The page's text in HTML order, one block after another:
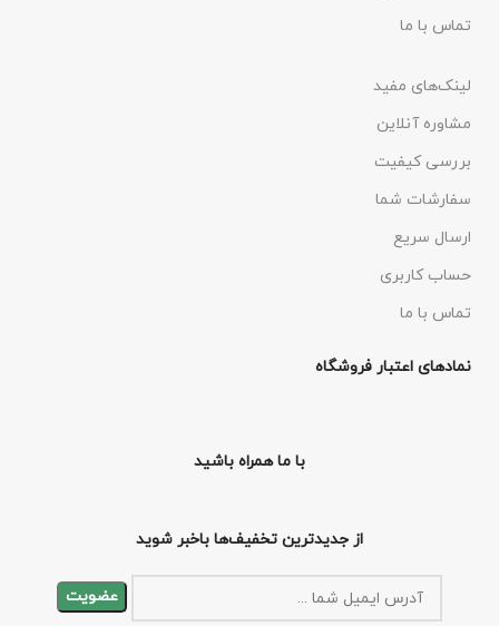
تماس با ما
لینک‌های مفید
مشاوره آنلاین
بررسی کیفیت
سفارشات شما
ارسال سریع
حساب کاربری
تماس با ما
نمادهای اعتبار فروشگاه
با ما همراه باشید
از جدیدترین تخفیف‌ها باخبر شوید